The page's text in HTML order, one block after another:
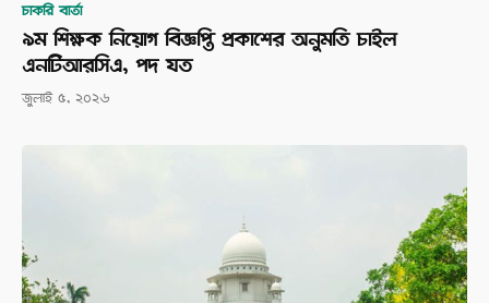
চাকরি বার্তা
৯ম শিক্ষক নিয়োগ বিজ্ঞপ্তি প্রকাশের অনুমতি চাইল
এনটিআরসিএ, পদ যত
জুলাই ৫, ২০২৬